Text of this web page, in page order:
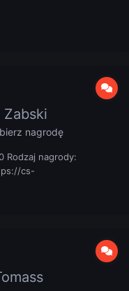
nagrodę
Rodzaj nagrody:
cs-